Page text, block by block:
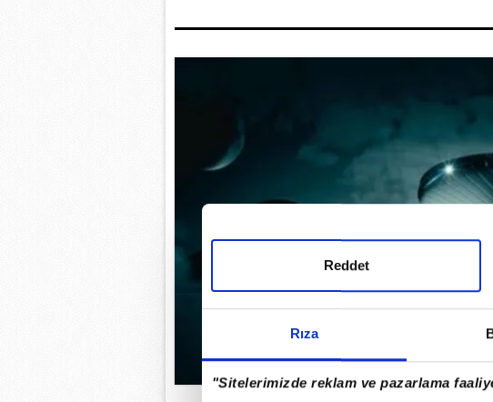
Rıza
"Sitelerimizde reklam ve pazarlama
Reddet